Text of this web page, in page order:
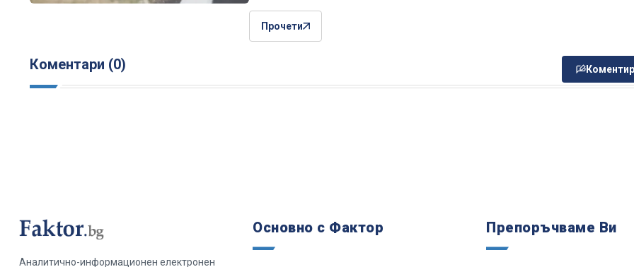
Прочети
Коментари (0)
Аналитично-информационен електронен
Основно с Фактор Препоръчваме Ви